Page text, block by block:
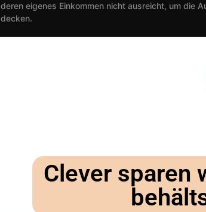
deren eigenes Einkommen nicht ausreicht, um die
decken.
Clever sparen